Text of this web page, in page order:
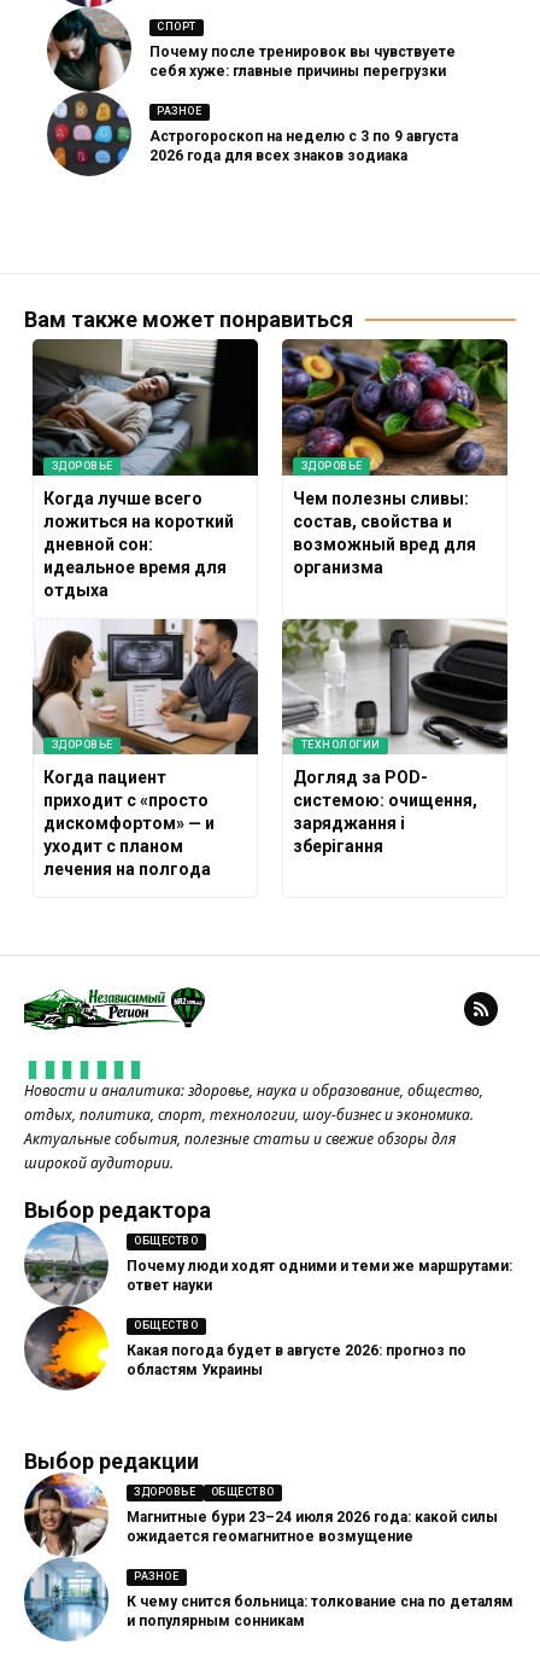
СПОРТ
Почему после тренировок вы чувствуете
себя хуже: главные причины перегрузки
РАЗНОЕ
Астрогороскоп на неделю с 3 по 9 августа
2026 года для всех знаков зодиака
Вам также может понравиться
ЗДОРОВЬЕ
Когда лучше всего
ложиться на короткий
дневной сон:
идеальное время для
отдыха
ЗДОРОВЬЕ
Чем полезны сливы:
состав, свойства и
возможный вред для
организма
ЗДОРОВЬЕ
Когда пациент
приходит с «просто
дискомфортом» — и
уходит с планом
лечения на полгода
ТЕХНОЛОГИИ
Догляд за POD-
системою: очищення,
заряджання і
зберігання
Новости и аналитика: здоровье, наука и образование, общество,
отдых, политика, спорт, технологии, шоу-бизнес и экономика.
Актуальные события, полезные статьи и свежие обзоры для
широкой аудитории.
Выбор редактора
ОБЩЕСТВО
Почему люди ходят одними и теми же маршрутами:
ответ науки
ОБЩЕСТВО
Какая погода будет в августе 2026: прогноз по
областям Украины
Выбор редакции
ЗДОРОВЬЕ ОБЩЕСТВО
Магнитные бури 23–24 июля 2026 года: какой силы
ожидается геомагнитное возмущение
РАЗНОЕ
К чему снится больница: толкование сна по деталям
и популярным сонникам